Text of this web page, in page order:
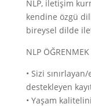
NLP, iletişim
kendine özgü
bireysel dilde
NLP
• Sizi
destekleyen
• Yaşam